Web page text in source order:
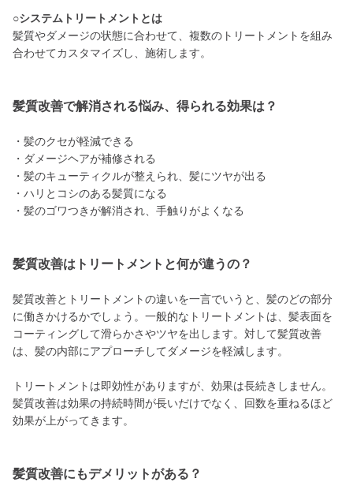
○システムトリートメントとは
髪質やダメージの状態に合わせて、複数のトリートメントを組み
合わせてカスタマイズし、施術します。
髪質改善で解消される悩み、得られる効果は？
・髪のクセが軽減できる
・ダメージヘアが補修される
・髪のキューティクルが整えられ、髪にツヤが出る
・ハリとコシのある髪質になる
・髪のゴワつきが解消され、手触りがよくなる
髪質改善はトリートメントと何が違うの？
髪質改善とトリートメントの違いを一言でいうと、髪のどの部分
に働きかけるかでしょう。一般的なトリートメントは、髪表面を
コーティングして滑らかさやツヤを出します。対して髪質改善
は、髪の内部にアプローチしてダメージを軽減します。
トリートメントは即効性がありますが、効果は長続きしません。
髪質改善は効果の持続時間が長いだけでなく、回数を重ねるほど
効果が上がってきます。
髪質改善にもデメリットがある？